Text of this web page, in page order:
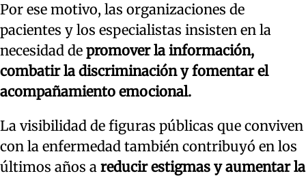
Por ese motivo, las organizaciones de
pacientes y los especialistas insisten en la
necesidad de promover la información,
combatir la discriminación y fomentar el
acompañamiento emocional.
La visibilidad de figuras públicas que conviven
con la enfermedad también contribuyó en los
últimos años a reducir estigmas y aumentar la